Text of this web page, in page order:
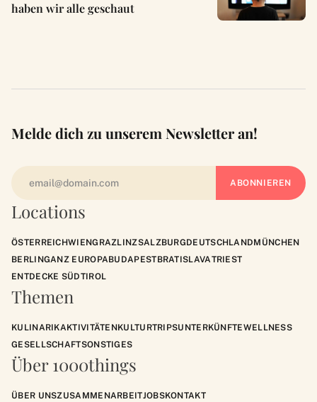
haben wir alle geschaut
Locations
ÖSTERREICHWIENGRAZLINZSALZBURGDEUTSCHLANDMÜNCHEN
BERLINGANZ EUROPABUDAPESTBRATISLAVATRIEST
ENTDECKE SÜDTIROL
Themen
KULINARIKAKTIVITÄTENKULTURTRIPSUNTERKÜNFTEWELLNESS
GESELLSCHAFTSONSTIGES
Über 1000things
ÜBER UNSZUSAMMENARBEITJOBSKONTAKT
Melde dich zu unserem Newsletter an!